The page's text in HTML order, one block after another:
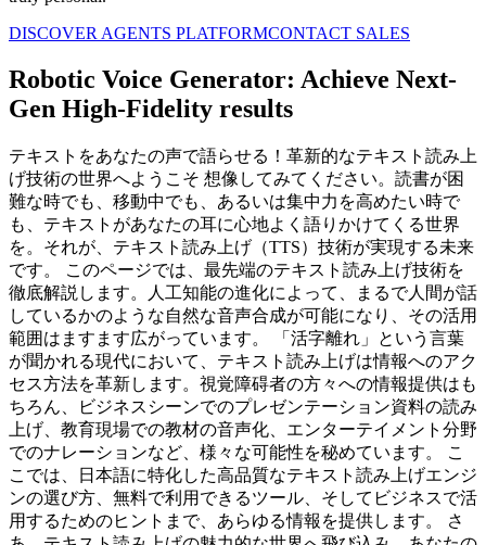
DISCOVER AGENTS PLATFORMCONTACT SALES
Robotic Voice Generator: Achieve Next-
Gen High-Fidelity results
テキストをあなたの声で語らせる！革新的なテキスト読み上
げ技術の世界へようこそ 想像してみてください。読書が困
難な時でも、移動中でも、あるいは集中力を高めたい時で
も、テキストがあなたの耳に心地よく語りかけてくる世界
を。それが、テキスト読み上げ（TTS）技術が実現する未来
です。 このページでは、最先端のテキスト読み上げ技術を
徹底解説します。人工知能の進化によって、まるで人間が話
しているかのような自然な音声合成が可能になり、その活用
範囲はますます広がっています。 「活字離れ」という言葉
が聞かれる現代において、テキスト読み上げは情報へのアク
セス方法を革新します。視覚障碍者の方々への情報提供はも
ちろん、ビジネスシーンでのプレゼンテーション資料の読み
上げ、教育現場での教材の音声化、エンターテイメント分野
でのナレーションなど、様々な可能性を秘めています。 こ
こでは、日本語に特化した高品質なテキスト読み上げエンジ
ンの選び方、無料で利用できるツール、そしてビジネスで活
用するためのヒントまで、あらゆる情報を提供します。 さ